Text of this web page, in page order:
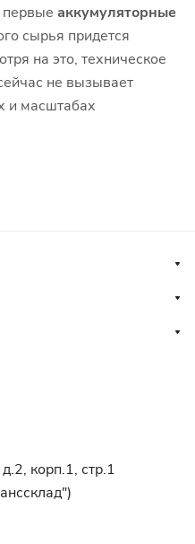
первые аккумуляторные
сырья придется
на это, техническое
не вызывает
и масштабах
корп.1, стр.1